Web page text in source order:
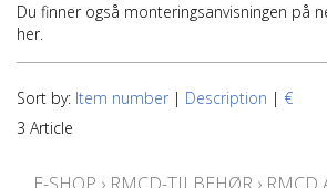
Du finner også monteringsanvisningen på
her.
Sort by: Item number | Description | €
3 Article